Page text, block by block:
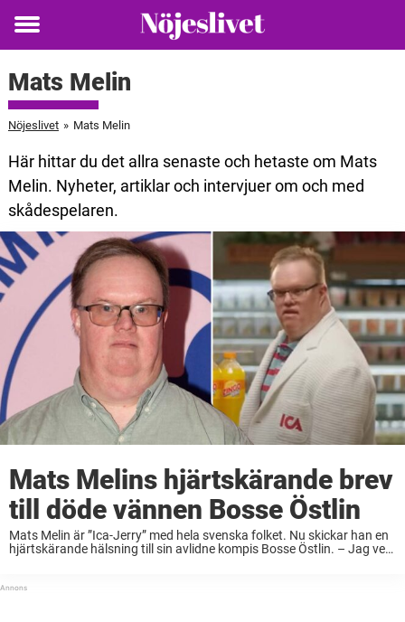
Toggle
Mats Melin
Nöjeslivet » Mats Melin
Här hittar du det allra senaste och hetaste om Mats
Melin. Nyheter, artiklar och intervjuer om och med
skådespelaren.
Mats Melins hjärtskärande brev
till döde vännen Bosse Östlin
Mats Melin är ”Ica-Jerry” med hela svenska folket. Nu skickar han en
hjärtskärande hälsning till sin avlidne kompis Bosse Östlin. – Jag vet